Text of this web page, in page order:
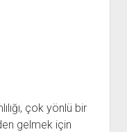
çok yönlü bir
gelmek için